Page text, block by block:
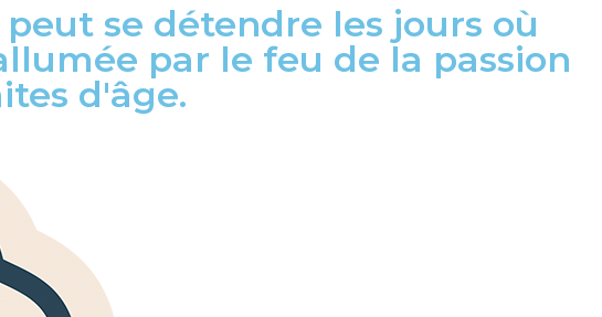
se détendre les jours où
par le feu de la passion
d'âge.